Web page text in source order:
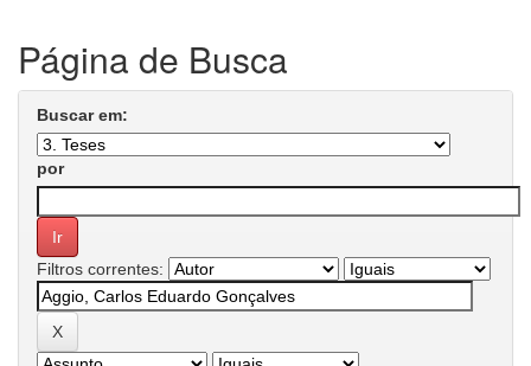
Página de Busca
Buscar em:
por
Filtros correntes: